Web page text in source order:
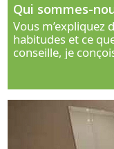
Qui sommes-
Vous
habitudes et ce
conseille, je
interlocuteur